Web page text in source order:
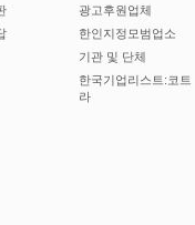
광고후원업체
한인지정모범업소
기관 및 단체
한국기업리스트:코트
라